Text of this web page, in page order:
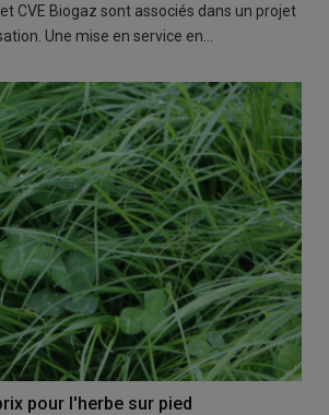
et CVE Biogaz sont associés dans un projet
Une mise en service en…
pour l'herbe sur pied